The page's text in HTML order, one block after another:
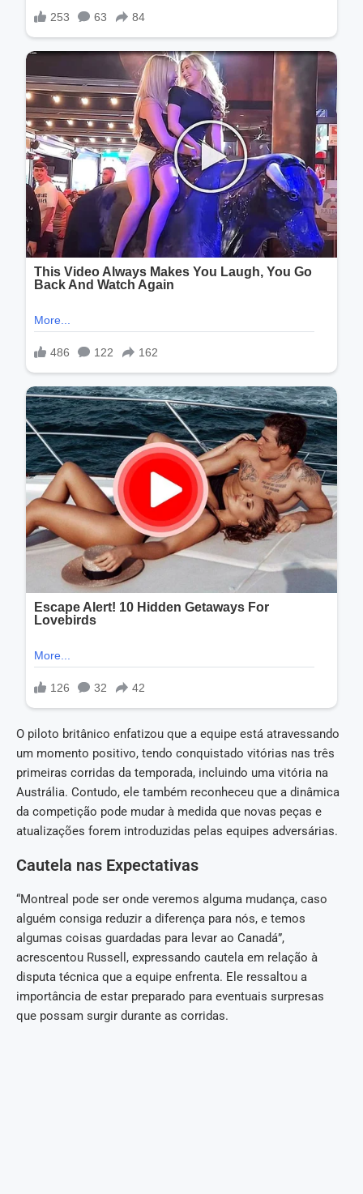
O piloto britânico enfatizou que a equipe está atravessando
um momento positivo, tendo conquistado vitórias nas três
primeiras corridas da temporada, incluindo uma vitória na
Austrália. Contudo, ele também reconheceu que a dinâmica
da competição pode mudar à medida que novas peças e
atualizações forem introduzidas pelas equipes adversárias.
Cautela nas Expectativas
“Montreal pode ser onde veremos alguma mudança, caso
alguém consiga reduzir a diferença para nós, e temos
algumas coisas guardadas para levar ao Canadá”,
acrescentou Russell, expressando cautela em relação à
disputa técnica que a equipe enfrenta. Ele ressaltou a
importância de estar preparado para eventuais surpresas
que possam surgir durante as corridas.